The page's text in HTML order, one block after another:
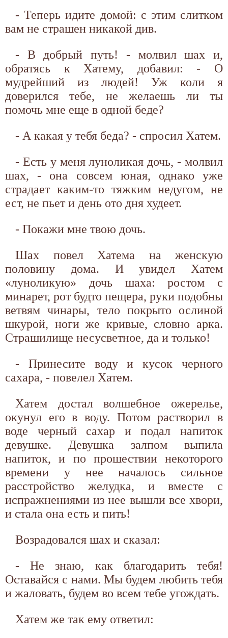
- Теперь идите домой: с этим слитком
вам не страшен никакой див.
- В добрый путь! - молвил шах и,
обратясь к Хатему, добавил: - О
мудрейший из людей! Уж коли я
доверился тебе, не желаешь ли ты
помочь мне еще в одной беде?
- А какая у тебя беда? - спросил Хатем.
- Есть у меня луноликая дочь, - молвил
шах, - она совсем юная, однако уже
страдает каким-то тяжким недугом, не
ест, не пьет и день ото дня худеет.
- Покажи мне твою дочь.
Шах повел Хатема на женскую
половину дома. И увидел Хатем
«луноликую» дочь шаха: ростом с
минарет, рот будто пещера, руки подобны
ветвям чинары, тело покрыто ослиной
шкурой, ноги же кривые, словно арка.
Страшилище несусветное, да и только!
- Принесите воду и кусок черного
сахара, - повелел Хатем.
Хатем достал волшебное ожерелье,
окунул его в воду. Потом растворил в
воде черный сахар и подал напиток
девушке. Девушка залпом выпила
напиток, и по прошествии некоторого
времени у нее началось сильное
расстройство желудка, и вместе с
испражнениями из нее вышли все хвори,
и стала она есть и пить!
Возрадовался шах и сказал:
- Не знаю, как благодарить тебя!
Оставайся с нами. Мы будем любить тебя
и жаловать, будем во всем тебе угождать.
Хатем же так ему ответил: